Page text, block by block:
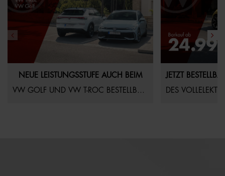
NEUE LEISTUNGSSTUFE AUCH BEIM
VW GOLF UND VW T-ROC BESTELLBAR!
DES